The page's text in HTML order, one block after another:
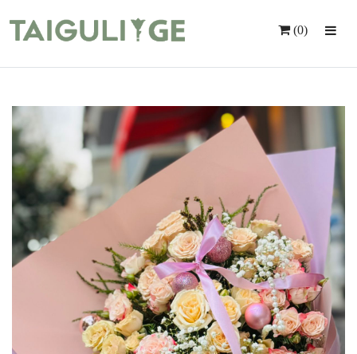
Ყვავილები
Საჩუქრები
Მომსახურება
Ინდივიდუალური Შეკვეთა
Კონტაქტი
(0)